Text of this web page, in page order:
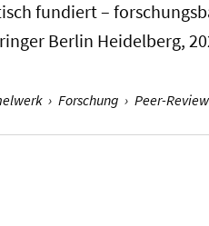
fundiert –
Berlin Heidelberg,
› Forschung › Peer-Review